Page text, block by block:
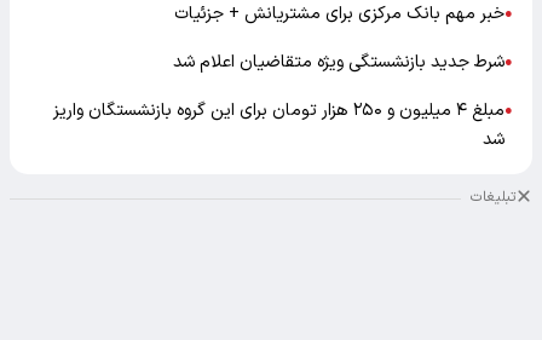
●خبر مهم بانک مرکزی برای مشتریانش + جزئیات
●شرط جدید بازنشستگی ویژه متقاضیان اعلام شد
●
مبلغ ۴ میلیون و ۲۵۰ هزار تومان برای این گروه بازنشستگان واریز
شد
تبلیغات